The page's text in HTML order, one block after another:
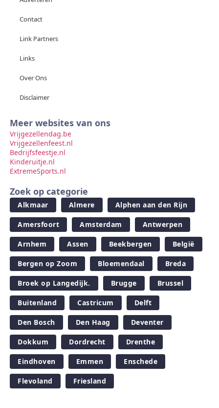
Contact
Link Partners
Links
Over Ons
Disclaimer
Meer websites van ons
Vrijgezellendag.be
Vrijgezellenfeest.nl
Bedrijfsfeestje.nl
Kinderuitje.nl
ExtremeSports.nl
Zoek op categorie
Alkmaar Almere Alphen aan den Rijn
Amersfoort Amsterdam Antwerpen
Arnhem Assen Beekbergen België
Bergen op Zoom Bloemendaal Breda
Broek op Langedijk. Brugge Brussel
Buitenland Castricum Delft
Den Bosch Den Haag Deventer
Dokkum Dordrecht Drenthe
Eindhoven Emmen Enschede
Flevoland Friesland